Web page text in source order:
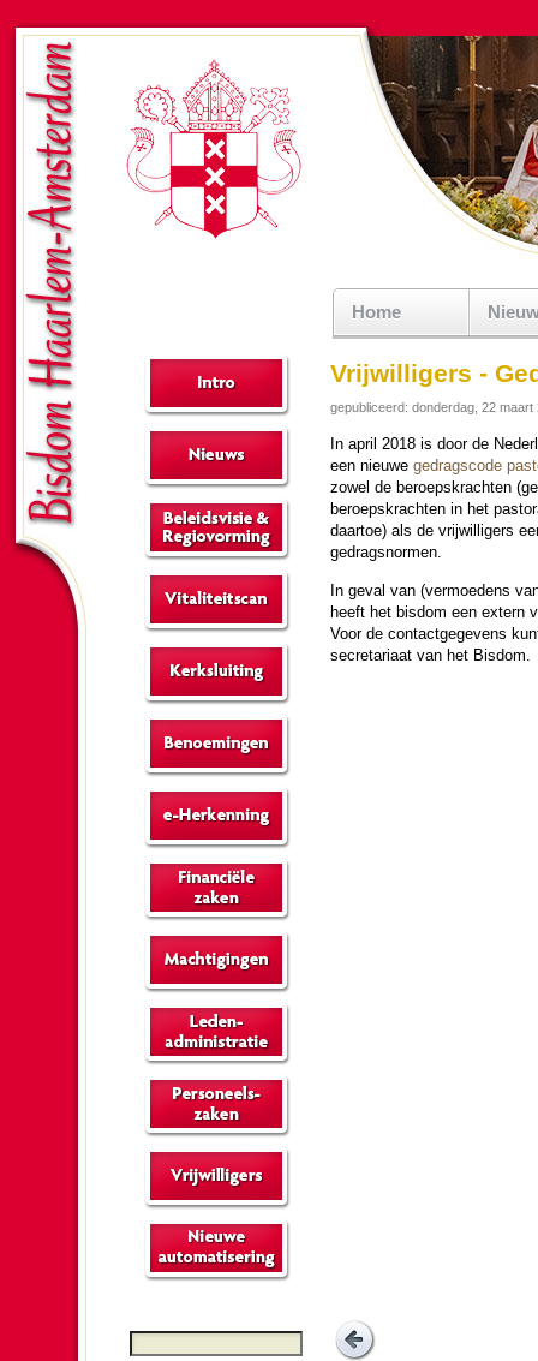
Home
Vrijwilligers -
gepubliceerd: donderdag, 22 maart
In april 2018 is door de
een nieuwe gedrags­co­de
zowel de beroeps­krachten
beroeps­krachten in het
daartoe) als de vrij­wil­li­gers
gedragsnormen.
In geval van (vermoe­dens
heeft het bisdom een extern
Voor de contactge­ge­vens
se­cre­ta­riaat van het Bisdom.